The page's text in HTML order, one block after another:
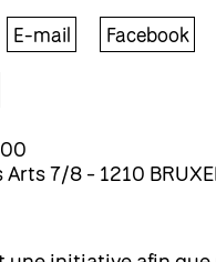
E-mail Facebook
Arts 7/8 - 1210